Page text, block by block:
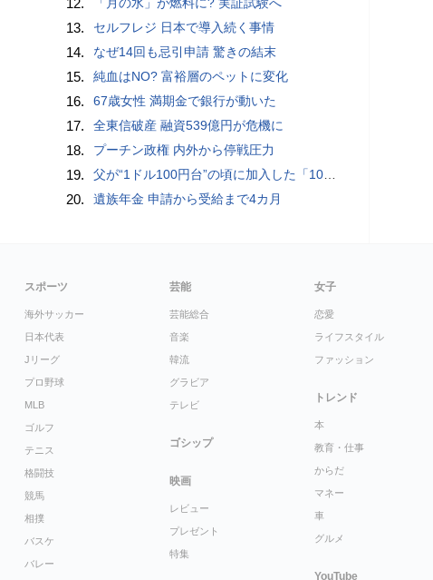
13. セルフレジ 日本で導入続く事情
14. なぜ14回も忌引申請 驚きの結末
15. 純血はNO? 富裕層のペットに変化
16. 67歳女性 満期金で銀行が動いた
17. 全東信破産 融資539億円が危機に
18. プーチン政権 内外から停戦圧力
19. 父が“1ドル100円台”の頃に加入した「1000万円の外貨建て保険」が、円安で「評価額1610万円」に…“相続税額”はいくら増えますか？ 死後も税金が動くケースとは
20. 遺族年金 申請から受給まで4カ月
スポーツ
海外サッカー
日本代表
Jリーグ
プロ野球
MLB
ゴルフ
テニス
格闘技
競馬
相撲
バスケ
バレー
芸能
芸能総合
音楽
韓流
グラビア
テレビ
ゴシップ
映画
レビュー
プレゼント
特集
女子
恋愛
ライフスタイル
ファッション
トレンド
本
教育・仕事
からだ
マネー
車
グルメ
YouTube